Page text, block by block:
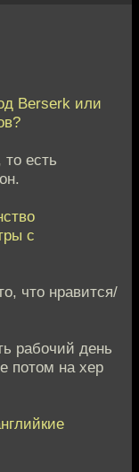
Berserk или
есть
с
что нравится/
рабочий день
потом на хер